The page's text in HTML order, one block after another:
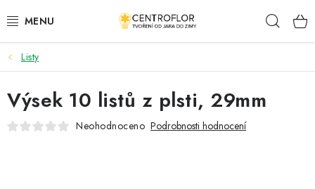
na
SEZÓNNÍ TVOŘENÍ
DŘEVĚNÉ VÝROBKY
MEDAILE
Listy
Výsek 10 listů z plsti, 29mm
Neohodnoceno Podrobnosti hodnocení